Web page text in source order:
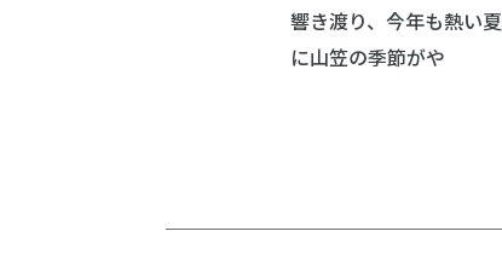
響き渡り、今年も熱い
に山笠の季節がや